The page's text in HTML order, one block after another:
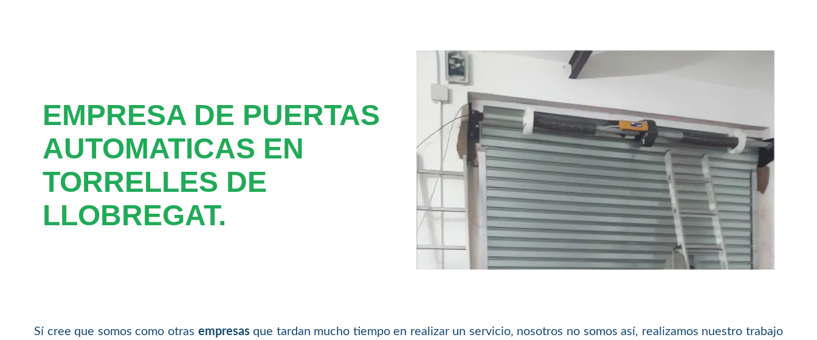
EMPRESA DE PUERTAS
AUTOMATICAS EN
TORRELLES DE
LLOBREGAT.
Sí cree que somos como otras empresasque tardan mucho tiempo en realizar un servicio, nosotros no somos así, realizamos nuestro trabajo